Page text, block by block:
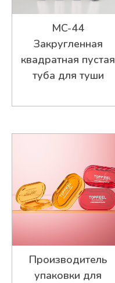
MC-44
Закругленная
квадратная пустая
туба для туши
Производитель
упаковки для